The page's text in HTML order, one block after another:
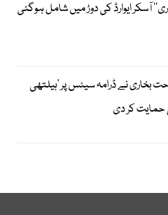
آسکر ایوارڈ کی دوڑ میں شامل ہوگئی
بخاری نے ڈرامہ سیٹس پر ’ہیلتھی
حمایت کر دی